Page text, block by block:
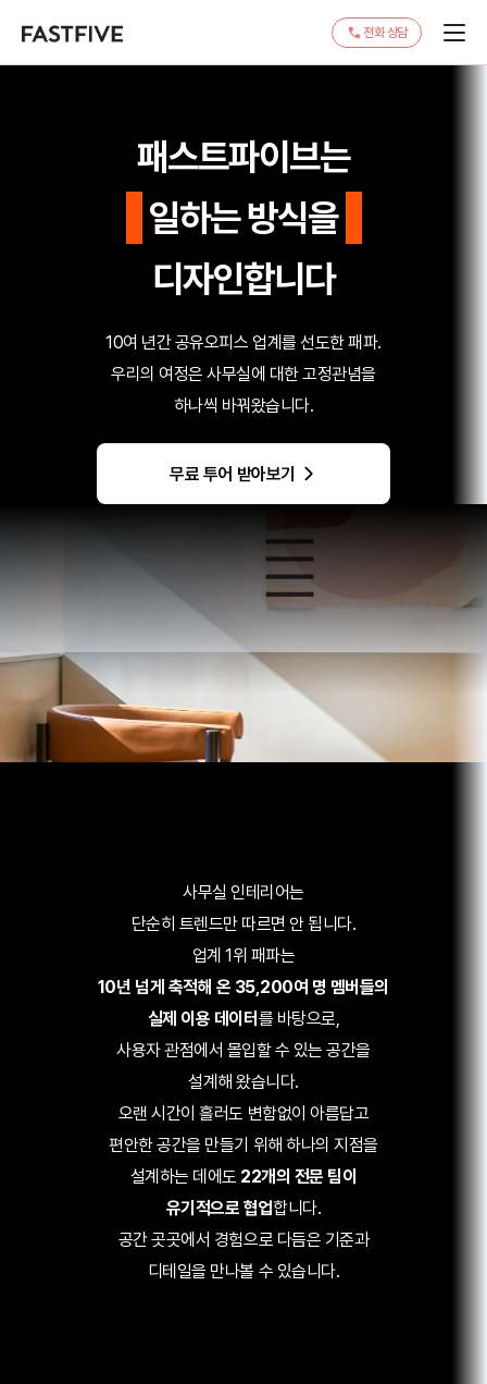
전화 상담
패스트파이브는
일하는 방식을
오피스 문화를
비즈니스의 미래를
사무실의 본질을
디자인합니다
10여 년간 공유오피스 업계를 선도한 패파.
우리의 여정은 사무실에 대한 고정관념을
하나씩 바꿔왔습니다.
무료 투어 받아보기
사무실 인테리어는
단순히 트렌드만 따르면 안 됩니다.
업계 1위 패파는
10년 넘게 축적해 온 35,200여 명 멤버들의
실제 이용 데이터 를 바탕으로,
사용자 관점에서 몰입할 수 있는 공간을
설계해 왔습니다.
오랜 시간이 흘러도 변함없이 아름답고
편안한 공간을 만들기 위해하나의 지점을
설계하는 데에도 22개의 전문 팀이
유기적으로 협업합니다.
공간 곳곳에서 경험으로 다듬은 기준과
디테일을 만나볼 수 있습니다.